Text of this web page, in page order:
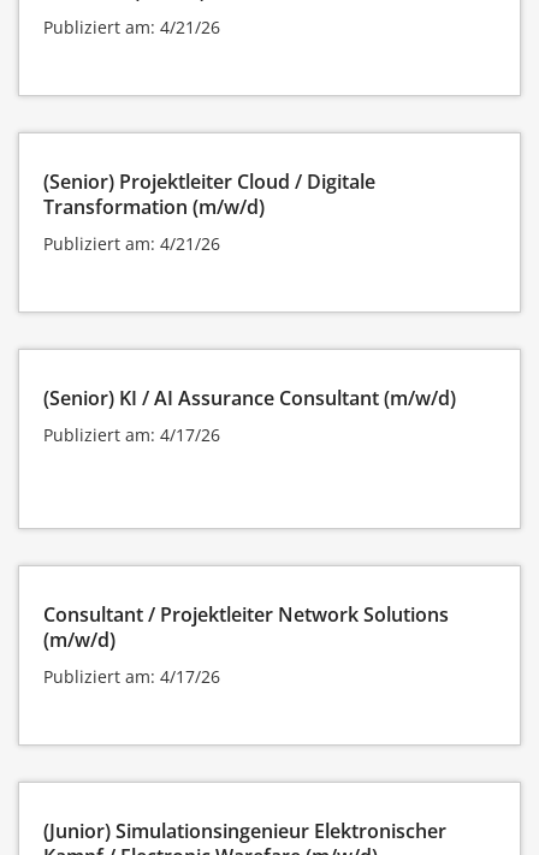
Publiziert am: 4/21/26
(Senior) Projektleiter Cloud / Digitale
Transformation (m/w/d)
Publiziert am: 4/21/26
(Senior) KI / AI Assurance Consultant (m/w/d)
Publiziert am: 4/17/26
Consultant / Projektleiter Network Solutions
(m/w/d)
Publiziert am: 4/17/26
(Junior) Simulationsingenieur Elektronischer